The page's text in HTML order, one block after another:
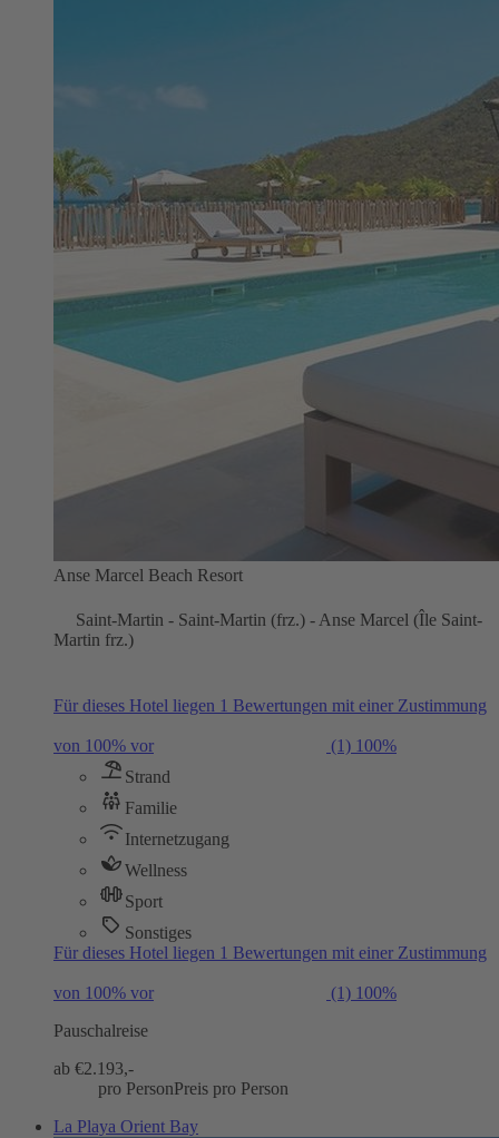
Anse Marcel Beach Resort
Saint-Martin - Saint-Martin (frz.) - Anse Marcel (Île Saint-
Martin frz.)
Für dieses Hotel liegen 1 Bewertungen mit einer Zustimmung
von 100% vor (1) 100%
Strand
Familie
Internetzugang
Wellness
Sport
Sonstiges
Für dieses Hotel liegen 1 Bewertungen mit einer Zustimmung
von 100% vor (1) 100%
Pauschalreise
ab €2.193,-
pro PersonPreis pro Person
La Playa Orient Bay